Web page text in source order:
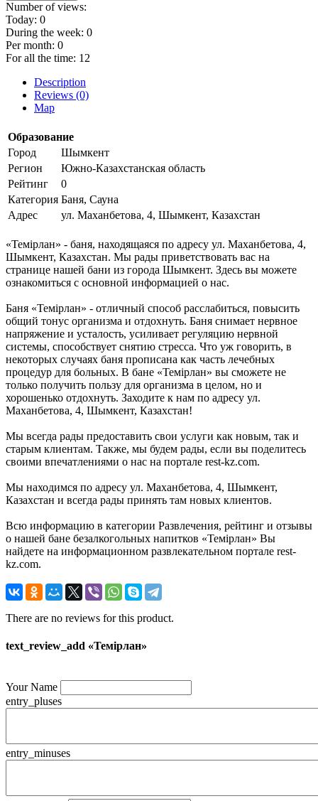
Number of views:
Today: 0
During the week: 0
Per month: 0
For all the time: 12
Description
Reviews (0)
Map
Образование
Город
Шымкент
Регион
Южно-Казахстанская область
Рейтинг
0
Категория Баня, Сауна
Адрес
ул. Маханбетова, 4, Шымкент, Казахстан
«Темiрлан» - баня, находящаяся по адресу ул. Маханбетова, 4,
Шымкент, Казахстан. Мы рады приветствовать вас на
странице нашей бани из города Шымкент. Здесь вы можете
ознакомиться с основной информацией о нас.
Баня «Темiрлан» - отличный способ расслабиться, повысить
общий тонус организма и отдохнуть. Баня снимает нервное
напряжение и усталость, усиливает регуляцию нервной
системы, способствует снятию стресса. Что уж говорить, в
некоторых случаях баня прописана как часть лечебных
процедур для больных. В бане «Темiрлан» вы сможете не
только получить пользу для организма в целом, но и
хорошенько отдохнуть. Заходите к нам по адресу ул.
Маханбетова, 4, Шымкент, Казахстан!
Мы всегда рады предоставить свои услуги как новым, так и
старым клиентам. Также, мы будем рады, если вы поделитесь
своими впечатлениями о нас на портале rest-kz.com.
Мы находимся по адресу ул. Маханбетова, 4, Шымкент,
Казахстан и всегда рады принять там новых клиентов.
Всю информацию в категории Развлечения, рейтинг и отзывы
о нашей бане безалкогольных напитков «Темiрлан» Вы
найдете на информационном развлекательном портале rest-
kz.com.
There are no reviews for this product.
text_review_add «Темiрлан»
Your Name
entry_pluses
entry_minuses